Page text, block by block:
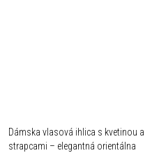
Dámska vlasová ihlica s kvetinou a
strapcami – elegantná orientálna